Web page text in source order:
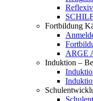
Fortbildung
ARGE
Induktion –